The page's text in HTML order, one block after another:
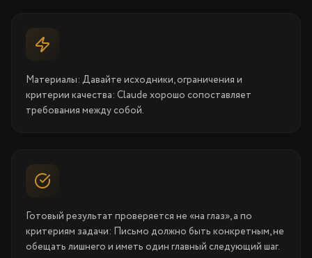
Материалы: Давайте исходники, ограничения и
критерии качества: Claude хорошо сопоставляет
требования между собой.
Готовый результат проверяется не «на глаз», а по
критериям задачи: Письмо должно быть конкретным, не
обещать лишнего и иметь один главный следующий шаг.